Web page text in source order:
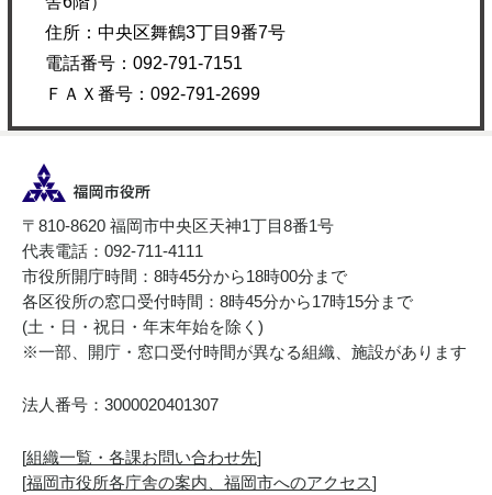
住所：中央区舞鶴3丁目9番7号
電話番号：092-791-7151
ＦＡＸ番号：092-791-2699
〒810-8620 福岡市中央区天神1丁目8番1号
代表電話：092-711-4111
市役所開庁時間：8時45分から18時00分まで
各区役所の窓口受付時間：8時45分から17時15分まで
(土・日・祝日・年末年始を除く)
※一部、開庁・窓口受付時間が異なる組織、施設があります
法人番号：3000020401307
[組織一覧・各課お問い合わせ先]
[福岡市役所各庁舎の案内、福岡市へのアクセス]